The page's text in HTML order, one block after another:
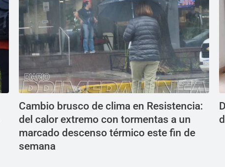
Cambio brusco de clima en Resistencia:
del calor extremo con tormentas a un
marcado descenso térmico este fin de
semana